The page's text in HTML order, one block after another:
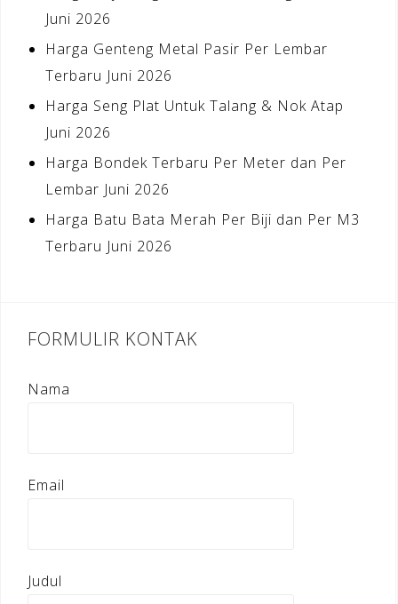
Juni 2026
Harga Genteng Metal Pasir Per Lembar
Terbaru Juni 2026
Harga Seng Plat Untuk Talang & Nok Atap
Juni 2026
Harga Bondek Terbaru Per Meter dan Per
Lembar Juni 2026
Harga Batu Bata Merah Per Biji dan Per M3
Terbaru Juni 2026
FORMULIR KONTAK
Nama
Email
Judul